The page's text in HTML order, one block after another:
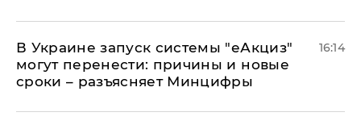
В Украине запуск системы "еАкциз"
могут перенести: причины и новые
сроки – разъясняет Минцифры
16:14